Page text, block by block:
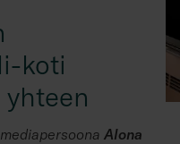
koti
Alona